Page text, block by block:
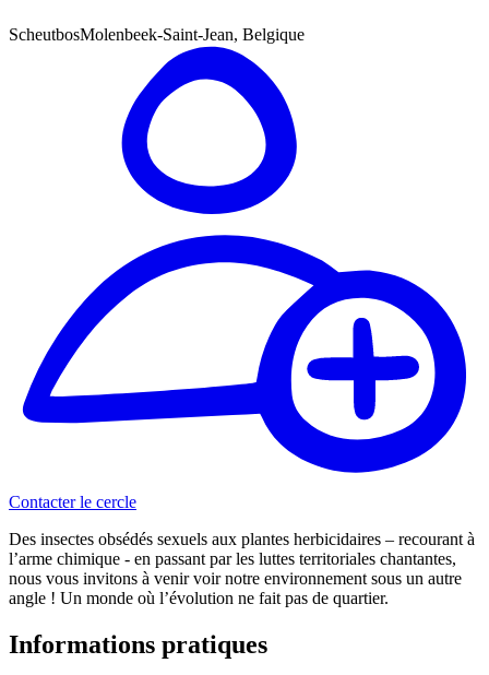
ScheutbosMolenbeek-Saint-Jean, Belgique
Contacter le cercle
Des insectes obsédés sexuels aux plantes herbicidaires – recourant à
l’arme chimique - en passant par les luttes territoriales chantantes,
nous vous invitons à venir voir notre environnement sous un autre
angle ! Un monde où l’évolution ne fait pas de quartier.
Informations pratiques